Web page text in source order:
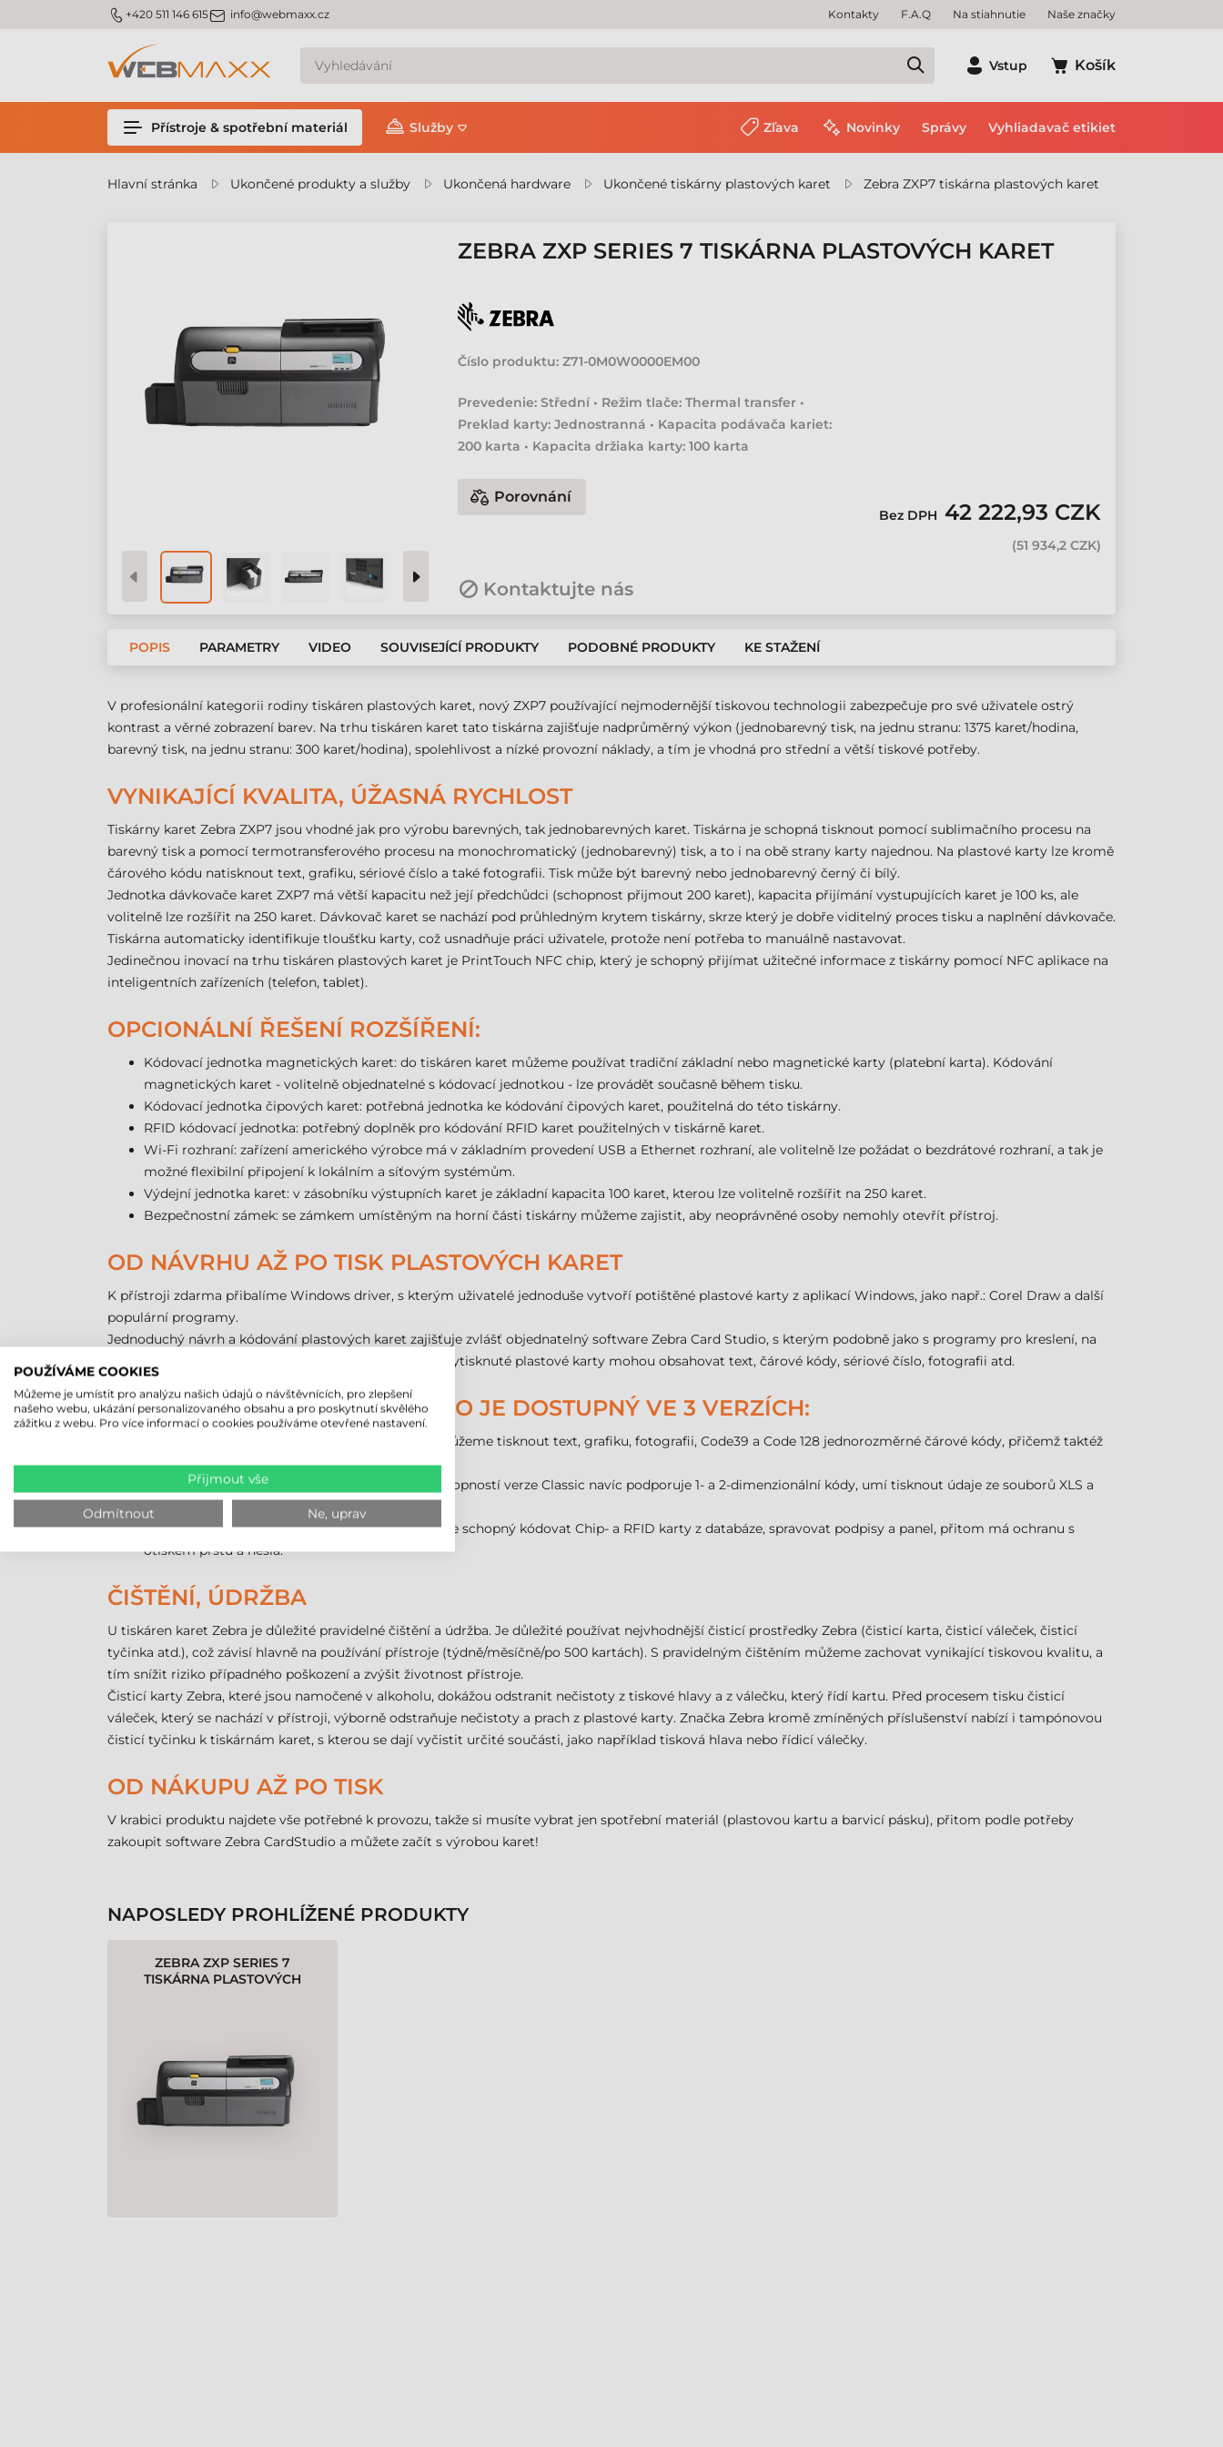
m_phone +420 511 146 615m_email info@webmaxx.cz Kontakty F.A.Q Na stiahnutie Naše značky
Vstup Košík
Přístroje & spotřební materiál Služby Zľava Novinky Správy Vyhliadavač etikiet
Hlavní stránka Ukončené produkty a služby Ukončená hardware Ukončené tiskárny plastových karet Zebra ZXP7 tiskárna plastových karet
ZEBRA ZXP SERIES 7 TISKÁRNA PLASTOVÝCH KARET
Číslo produktu: Z71-0M0W0000EM00
Prevedenie: Střední • Režim tlače: Thermal transfer •
Preklad karty: Jednostranná • Kapacita podávača kariet:
200 karta • Kapacita držiaka karty: 100 karta
Porovnání
Bez DPH 42 222,93 CZK
(51 934,2 CZK)
Kontaktujte nás
POPIS PARAMETRY VIDEO SOUVISEJÍCÍ PRODUKTY PODOBNÉ PRODUKTY KE STAŽENÍ
V profesionální kategorii rodiny tiskáren plastových karet, nový ZXP7 používající nejmodernější tiskovou technologii zabezpečuje pro své uživatele ostrý
kontrast a věrné zobrazení barev. Na trhu tiskáren karet tato tiskárna zajišťuje nadprůměrný výkon (jednobarevný tisk, na jednu stranu: 1375 karet/hodina,
barevný tisk, na jednu stranu: 300 karet/hodina), spolehlivost a nízké provozní náklady, a tím je vhodná pro střední a větší tiskové potřeby.
VYNIKAJÍCÍ KVALITA, ÚŽASNÁ RYCHLOST
Tiskárny karet Zebra ZXP7 jsou vhodné jak pro výrobu barevných, tak jednobarevných karet. Tiskárna je schopná tisknout pomocí sublimačního procesu na
barevný tisk a pomocí termotransferového procesu na monochromatický (jednobarevný) tisk, a to i na obě strany karty najednou. Na plastové karty lze kromě
čárového kódu natisknout text, grafiku, sériové číslo a také fotografii. Tisk může být barevný nebo jednobarevný černý či bílý.
Jednotka dávkovače karet ZXP7 má větší kapacitu než její předchůdci (schopnost přijmout 200 karet), kapacita přijímání vystupujících karet je 100 ks, ale
volitelně lze rozšířit na 250 karet. Dávkovač karet se nachází pod průhledným krytem tiskárny, skrze který je dobře viditelný proces tisku a naplnění dávkovače.
Tiskárna automaticky identifikuje tloušťku karty, což usnadňuje práci uživatele, protože není potřeba to manuálně nastavovat.
Jedinečnou inovací na trhu tiskáren plastových karet je PrintTouch NFC chip, který je schopný přijímat užitečné informace z tiskárny pomocí NFC aplikace na
inteligentních zařízeních (telefon, tablet).
OPCIONÁLNÍ ŘEŠENÍ ROZŠÍŘENÍ:
Kódovací jednotka magnetických karet: do tiskáren karet můžeme používat tradiční základní nebo magnetické karty (platební karta). Kódování
magnetických karet - volitelně objednatelné s kódovací jednotkou - lze provádět současně během tisku.
Kódovací jednotka čipových karet: potřebná jednotka ke kódování čipových karet, použitelná do této tiskárny.
RFID kódovací jednotka: potřebný doplněk pro kódování RFID karet použitelných v tiskárně karet.
Wi-Fi rozhraní: zařízení amerického výrobce má v základním provedení USB a Ethernet rozhraní, ale volitelně lze požádat o bezdrátové rozhraní, a tak je
možné flexibilní připojení k lokálním a síťovým systémům.
Výdejní jednotka karet: v zásobníku výstupních karet je základní kapacita 100 karet, kterou lze volitelně rozšířit na 250 karet.
Bezpečnostní zámek: se zámkem umístěným na horní části tiskárny můžeme zajistit, aby neoprávněné osoby nemohly otevřít přístroj.
OD NÁVRHU AŽ PO TISK PLASTOVÝCH KARET
K přístroji zdarma přibalíme Windows driver, s kterým uživatelé jednoduše vytvoří potištěné plastové karty z aplikací Windows, jako např.: Corel Draw a další
populární programy.
Jednoduchý návrh a kódování plastových karet zajišťuje zvlášť objednatelný software Zebra Card Studio, s kterým podobně jako s programy pro kreslení, na
grafickém rozhraní můžeme navrhnout vzhled tisku. Vytisknuté plastové karty mohou obsahovat text, čárové kódy, sériové číslo, fotografii atd.
PROGRAM ZEBRA CARDSTUDIO JE DOSTUPNÝ VE 3 VERZÍCH:
Nejjednodušší je CardStudio Classic, s kterým můžeme tisknout text, grafiku, fotografii, Code39 a Code 128 jednorozměrné čárové kódy, přičemž taktéž
můžeme kódovat magnetické karty.
Střední je CardStudio Standard, který kromě schopností verze Classic navíc podporuje 1- a 2-dimenzionální kódy, umí tisknout údaje ze souborů XLS a
CSV a obsahuje i souborový manažer ClipArt.
Nejvyvinutější je CardStudio Professional, který je schopný kódovat Chip- a RFID karty z databáze, spravovat podpisy a panel, přitom má ochranu s
otiskem prstu a hesla.
ČIŠTĚNÍ, ÚDRŽBA
U tiskáren karet Zebra je důležité pravidelné čištění a údržba. Je důležité používat nejvhodnější čisticí prostředky Zebra (čisticí karta, čisticí váleček, čisticí
tyčinka atd.), což závisí hlavně na používání přístroje (týdně/měsíčně/po 500 kartách). S pravidelným čištěním můžeme zachovat vynikající tiskovou kvalitu, a
tím snížit riziko případného poškození a zvýšit životnost přístroje.
Čisticí karty Zebra, které jsou namočené v alkoholu, dokážou odstranit nečistoty z tiskové hlavy a z válečku, který řídí kartu. Před procesem tisku čisticí
váleček, který se nachází v přístroji, výborně odstraňuje nečistoty a prach z plastové karty. Značka Zebra kromě zmíněných příslušenství nabízí i tampónovou
čisticí tyčinku k tiskárnám karet, s kterou se dají vyčistit určité součásti, jako například tisková hlava nebo řídicí válečky.
OD NÁKUPU AŽ PO TISK
V krabici produktu najdete vše potřebné k provozu, takže si musíte vybrat jen spotřební materiál (plastovou kartu a barvicí pásku), přitom podle potřeby
zakoupit software Zebra CardStudio a můžete začít s výrobou karet!
NAPOSLEDY PROHLÍŽENÉ PRODUKTY
ZEBRA ZXP SERIES 7
TISKÁRNA PLASTOVÝCH
POUŽÍVÁME COOKIES
Můžeme je umístit pro analýzu našich údajů o návštěvnících, pro zlepšení
našeho webu, ukázání personalizovaného obsahu a pro poskytnutí skvělého
zážitku z webu. Pro více informací o cookies používáme otevřené nastavení.
Přijmout vše
Odmítnout Ne, uprav